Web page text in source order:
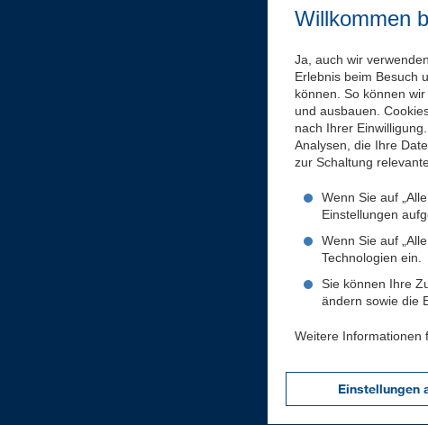
Willkommen
Ja, auch wir
Erlebnis beim Besuch
können. So können
und ausbauen.
nach Ihrer
Analysen, die Ihre
zur Schaltung
Wenn Sie auf
Einstellungen
Wenn Sie auf
Technologien ein.
Sie können Ihre
ändern sowie die
Weitere Informationen
Einstellungen